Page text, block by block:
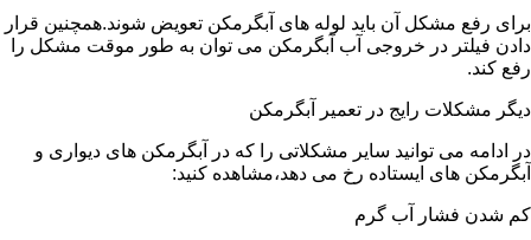
برای رفع مشکل آن باید لوله های آبگرمکن تعویض شوند.همچنین قرار
دادن فیلتر در خروجی آب آبگرمکن می توان به طور موقت مشکل را
رفع کند.
دیگر مشکلات رایج در تعمیر آبگرمکن
در ادامه می توانید سایر مشکلاتی را که در آبگرمکن های دیواری و
آبگرمکن های ایستاده رخ می دهد،مشاهده کنید:
کم شدن فشار آب گرم